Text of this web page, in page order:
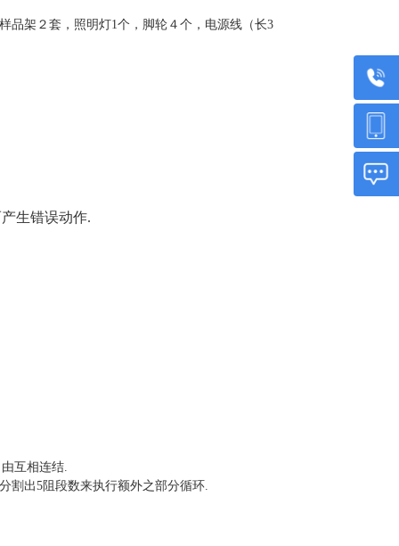
品架２套，照明灯1个，脚轮４个，电源线（长3
生错误动作.
互相连结.
割出5阻段数来执行额外之部分循环.